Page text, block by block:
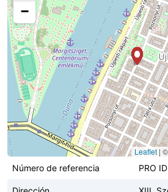
−
Leaflet |
Número de referencia
PRO